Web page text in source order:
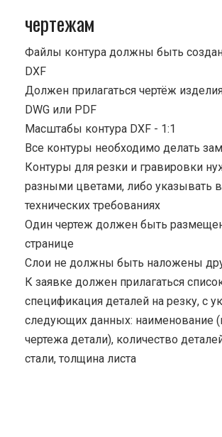
чертежам
Файлы контура должны быть
DXF
Должен прилагаться чертёж
DWG или PDF
Масштабы контура DXF - 1:1
Все контуры необходимо делать
Контуры для резки и гравировки
разными цветами, либо указывать в
технических требованиях
Один чертеж должен быть
странице
Cлои не должны быть наложены
К заявке должен прилагаться
спецификация деталей на резку, с
следующих данных: наименование
чертежа детали), количество
стали, толщина листа